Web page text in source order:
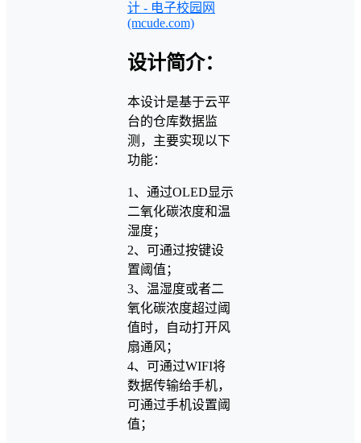
计 - 电子校园网
(mcude.com)
设计简介：
本设计是基于云平
台的仓库数据监
测，主要实现以下
功能：
1、通过OLED显示
二氧化碳浓度和温
湿度；
2、可通过按键设
置阈值；
3、温湿度或者二
氧化碳浓度超过阈
值时，自动打开风
扇通风；
4、可通过WIFI将
数据传输给手机，
可通过手机设置阈
值；